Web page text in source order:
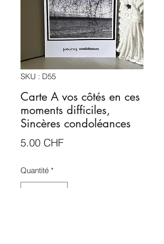
SKU : D55
Carte A vos côtés en ces
moments difficiles,
Sincères condoléances
5.00 CHFPrix
Quantité *